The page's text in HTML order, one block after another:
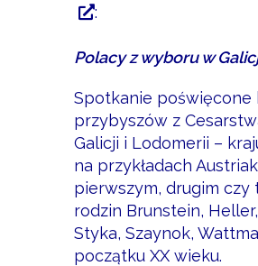
:
Polacy z wyboru w
Spotkanie poświęcone
przybyszów z
Galicji i Lodomerii –
na przykładach
pierwszym, drugim czy
rodzin Brunstein,
Styka, Szaynok,
początku XX wieku.